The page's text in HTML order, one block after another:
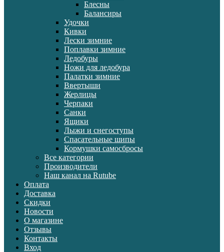
Блесны
Балансиры
Удочки
Кивки
Лески зимние
Поплавки зимние
Ледобуры
Ножи для ледобура
Палатки зимние
Ввертыши
Жерлицы
Черпаки
Санки
Ящики
Лыжи и снегоступы
Спасательные шипы
Кормушки самосбросы
Все категории
Производители
Наш канал на Rutube
Оплата
Доставка
Скидки
Новости
О магазине
Отзывы
Контакты
Вход